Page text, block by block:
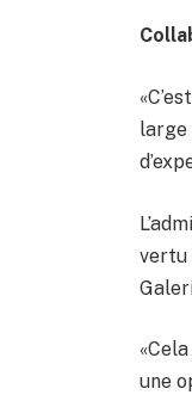
large
vertu
une